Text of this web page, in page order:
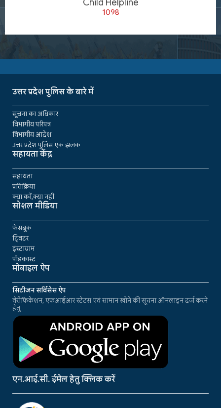
Child Helpline
1098
उत्तर प्रदेश पुलिस के बारे में
सूचना का अधिकार
विभागीय परिपत्र
विभागीय आदेश
उत्तर प्रदेश पुलिस एक झलक
सहायता केंद्र
सहायता
प्रतिक्रिया
क्या करें,क्या नहीं
सोशल मीडिया
फेसबुक
ट्विटर
इंस्टाग्राम
पॉडकास्ट
मोबाइल ऐप
सिटीजन सर्विसेस ऐप
वेरीफिकेशन, एफआईआर स्टेटस एवं सामान खोने की सूचना ऑनलाइन दर्ज करने
हेतु
एन.आई.सी. ईमेल हेतु क्लिक करें